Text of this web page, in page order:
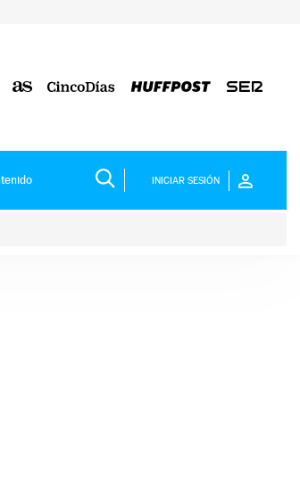
INICIAR SESIÓN